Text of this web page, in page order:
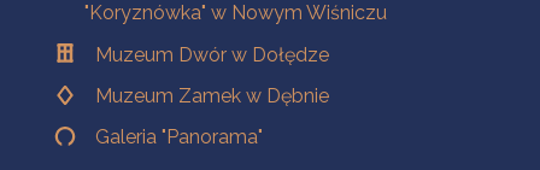
"Koryznówka" w Nowym Wiśniczu
Muzeum Dwór w Dołędze
Muzeum Zamek w Dębnie
Galeria "Panorama"